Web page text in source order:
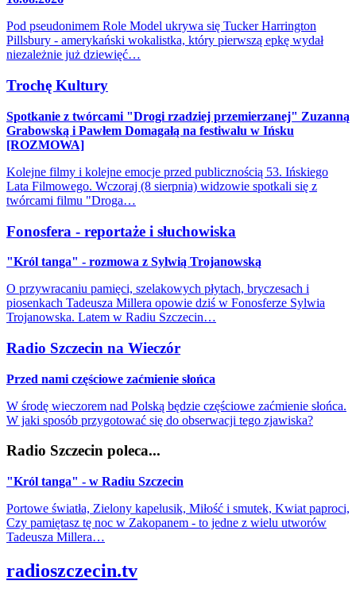
Pod pseudonimem Role Model ukrywa się Tucker Harrington
Pillsbury - amerykański wokalistka, który pierwszą epkę wydał
niezależnie już dziewięć…
Trochę Kultury
Spotkanie z twórcami "Drogi rzadziej przemierzanej" Zuzanną
Grabowską i Pawłem Domagałą na festiwalu w Ińsku
[ROZMOWA]
Kolejne filmy i kolejne emocje przed publicznością 53. Ińskiego
Lata Filmowego. Wczoraj (8 sierpnia) widzowie spotkali się z
twórcami filmu "Droga…
Fonosfera - reportaże i słuchowiska
"Król tanga" - rozmowa z Sylwią Trojanowską
O przywracaniu pamięci, szelakowych płytach, bryczesach i
piosenkach Tadeusza Millera opowie dziś w Fonosferze Sylwia
Trojanowska. Latem w Radiu Szczecin…
Radio Szczecin na Wieczór
Przed nami częściowe zaćmienie słońca
W środę wieczorem nad Polską będzie częściowe zaćmienie słońca.
W jaki sposób przygotować się do obserwacji tego zjawiska?
Radio Szczecin poleca...
"Król tanga" - w Radiu Szczecin
Portowe światła, Zielony kapelusik, Miłość i smutek, Kwiat paproci,
Czy pamiętasz tę noc w Zakopanem - to jedne z wielu utworów
Tadeusza Millera…
radioszczecin.tv